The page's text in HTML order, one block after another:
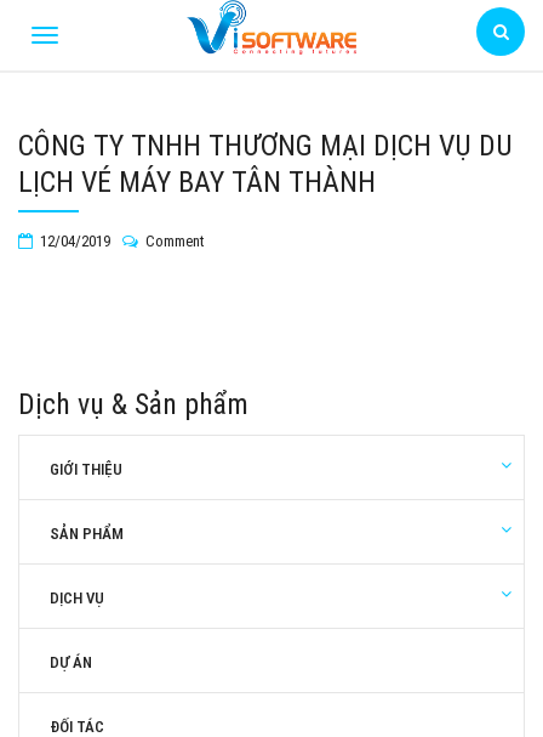
CÔNG TY TNHH THƯƠNG MẠI DỊCH VỤ DU
LỊCH VÉ MÁY BAY TÂN THÀNH
12/04/2019 Comment
Dịch vụ & Sản phẩm
GIỚI THIỆU
SẢN PHẨM
DỊCH VỤ
DỰ ÁN
ĐỐI TÁC